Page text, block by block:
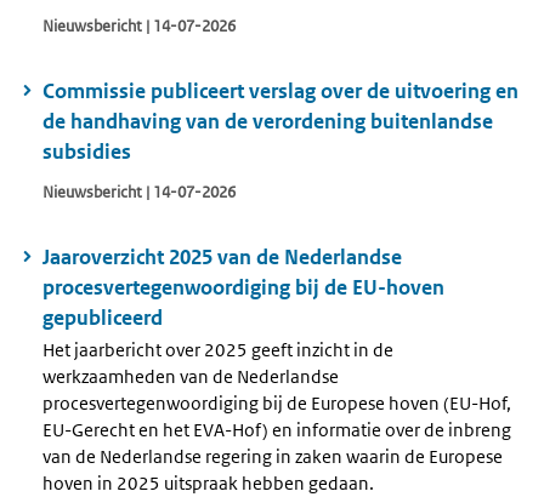
Nieuwsbericht | 14-07-2026
Commissie publiceert verslag over de uitvoering en
de handhaving van de verordening buitenlandse
subsidies
Nieuwsbericht | 14-07-2026
Jaaroverzicht 2025 van de Nederlandse
procesvertegenwoordiging bij de EU-hoven
gepubliceerd
Het jaarbericht over 2025 geeft inzicht in de
werkzaamheden van de Nederlandse
procesvertegenwoordiging bij de Europese hoven (EU-Hof,
EU-Gerecht en het EVA-Hof) en informatie over de inbreng
van de Nederlandse regering in zaken waarin de Europese
hoven in 2025 uitspraak hebben gedaan.